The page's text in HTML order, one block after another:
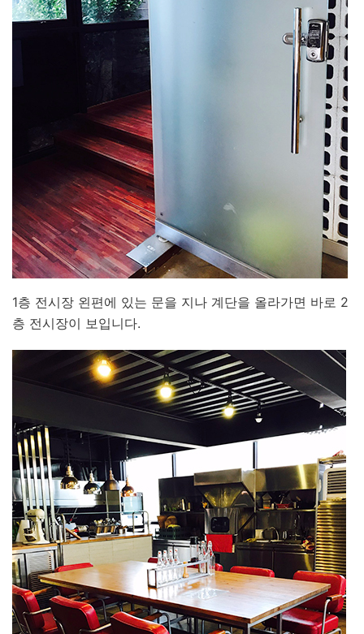
1층 전시장 왼편에 있는 문을 지나 계단을 올라가면 바로 2
층 전시장이 보입니다.